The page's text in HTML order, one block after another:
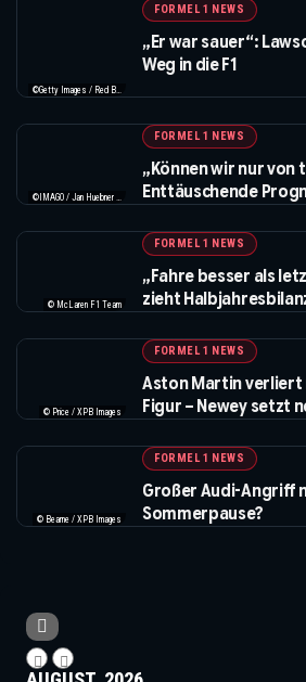
©Getty Images / Red Bull / XPB Images
FORMEL 1 NEWS
„Er war sauer“:
Weg in die F1
©IMAGO / Jan Huebner / XPB Images
FORMEL 1 NEWS
„Können wir nur von
Enttäuschende
© McLaren F1 Team
FORMEL 1 NEWS
„Fahre besser als
zieht
© Price / XPB Images
FORMEL 1 NEWS
Aston Martin verliert
Figur – Newey setzt
© Bearne / XPB Images
FORMEL 1 NEWS
Großer Audi-Angriff
Sommerpause?